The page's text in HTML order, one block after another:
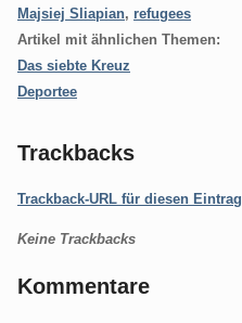
Majsiej Sliapian, refugees
Artikel mit ähnlichen Themen:
Das siebte Kreuz
Deportee
Trackbacks
Trackback-URL für diesen Eintrag
Keine Trackbacks
Kommentare